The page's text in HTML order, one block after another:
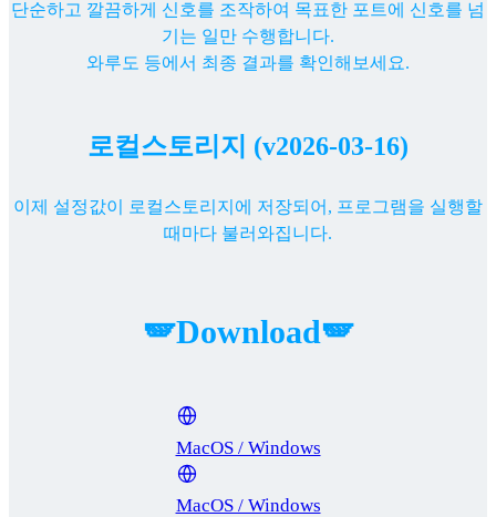
단순하고 깔끔하게 신호를 조작하여 목표한 포트에 신호를 넘
기는 일만 수행합니다.
와루도 등에서 최종 결과를 확인해보세요.
로컬스토리지 (v2026-03-16)
이제 설정값이 로컬스토리지에 저장되어, 프로그램을 실행할
때마다 불러와집니다.
🪽Download🪽
MacOS / Windows
MacOS / Windows